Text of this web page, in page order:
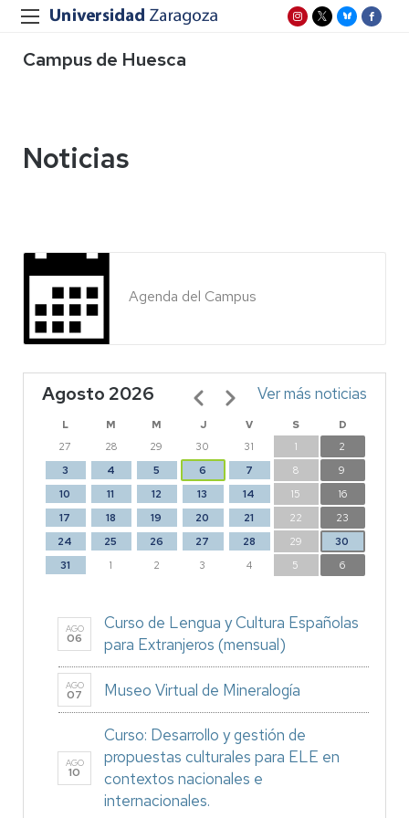
Campus de Huesca
Noticias
Agenda del Campus
Agosto 2026
L M M J V S
D
27
28 29 30 31 1
2
3
4 5 6 7 8
9
10
11 12 13 14 15
16
17
18 19 20 21 22
23
24
25 26 27 28 29
30
31
1 2 3 4 5 6
Paginación Ver más noticias
AGO
06
Curso de Lengua y Cultura Españolas
para Extranjeros (mensual)
AGO
07 Museo Virtual de Mineralogía
AGO
10
Curso: Desarrollo y gestión de
propuestas culturales para ELE en
contextos nacionales e
internacionales.